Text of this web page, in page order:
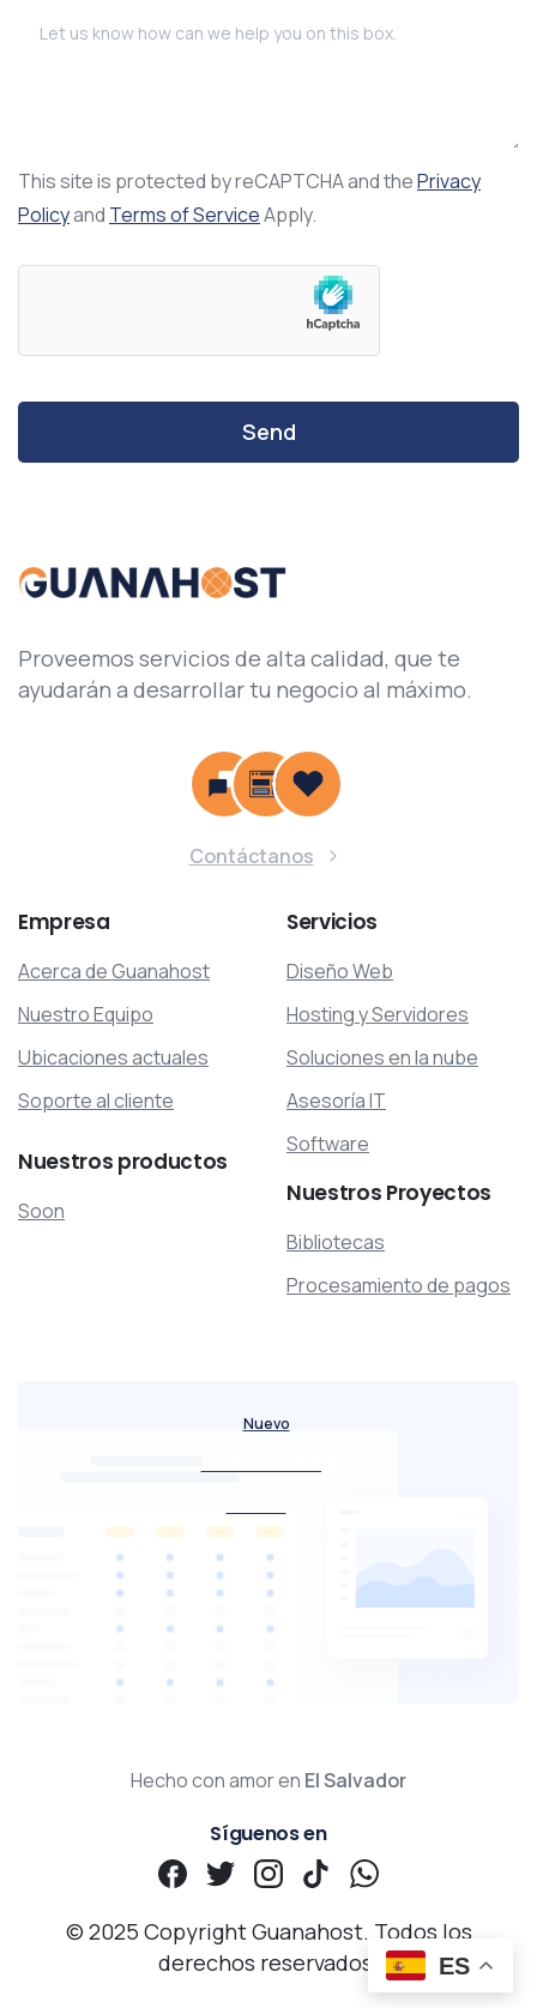
This site is protected by reCAPTCHA and thePrivacy
Policyand Terms of ServiceApply.
Proveemos servicios de alta calidad, que te
ayudarán a desarrollar tu negocio al máximo.
Contáctanos
Empresa
Acerca de Guanahost
Nuestro Equipo
Ubicaciones actuales
Soporte al cliente
Nuestros productos
Soon
Servicios
Diseño Web
Hosting y Servidores
Soluciones en la nube
Asesoría IT
Software
Nuestros Proyectos
Bibliotecas
Procesamiento de pagos
Nuevo
Hecho con amor en El Salvador
Síguenos en
© 2025 Copyright Guanahost. Todos los
derechos reservados.
ES